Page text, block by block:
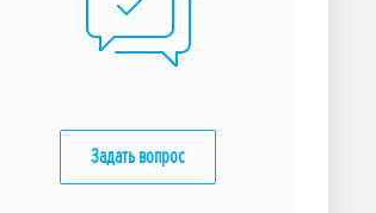
Задать вопрос